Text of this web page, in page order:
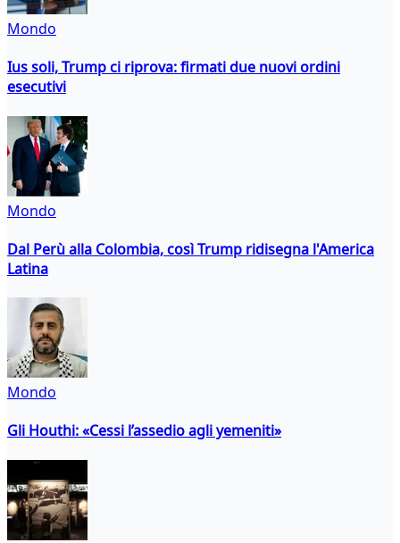
Mondo
Ius soli, Trump ci riprova: firmati due nuovi ordini
esecutivi
Mondo
Dal Perù alla Colombia, così Trump ridisegna l'America
Latina
Mondo
Gli Houthi: «Cessi l’assedio agli yemeniti»